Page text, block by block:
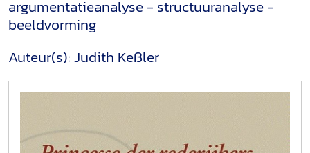
argumentatieanalyse - structuuranalyse -
beeldvorming
Auteur(s):Judith Keßler